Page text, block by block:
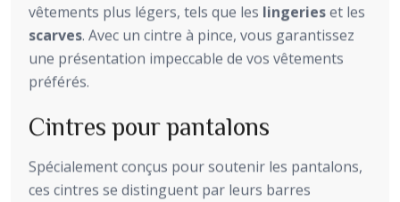
vêtements plus légers, tels que les lingerieset les
scarves. Avec un cintre à pince, vous garantissez
une présentation impeccable de vos vêtements
préférés.
Cintres pour pantalons
Spécialement conçus pour soutenir les pantalons,
ces cintres se distinguent par leurs barres